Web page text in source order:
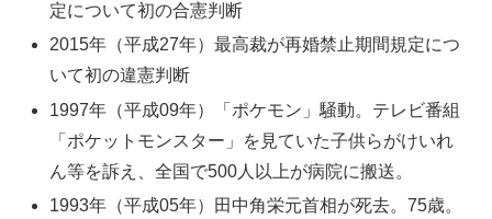
定について初の合憲判断
2015年（平成27年）最高裁が再婚禁止期間規定につ
いて初の違憲判断
1997年（平成09年）「ポケモン」騒動。テレビ番組
「ポケットモンスター」を見ていた子供らがけいれ
ん等を訴え、全国で500人以上が病院に搬送。
1993年（平成05年）田中角栄元首相が死去。75歳。